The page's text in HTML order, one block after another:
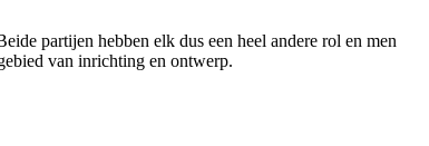
partijen hebben elk dus een heel andere rol en men
van inrichting en ontwerp.